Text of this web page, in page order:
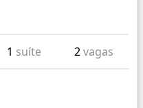
1 suíte 2vagas